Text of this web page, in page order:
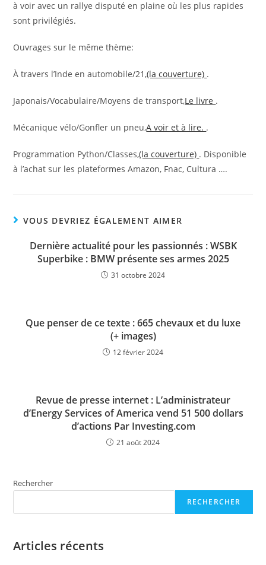
à voir avec un rallye disputé en plaine où les plus rapides
sont privilégiés.
Ouvrages sur le même thème:
À travers l’Inde en automobile/21,(la couverture) .
Japonais/Vocabulaire/Moyens de transport,Le livre .
Mécanique vélo/Gonfler un pneu,A voir et à lire. .
Programmation Python/Classes,(la couverture) . Disponible
à l’achat sur les plateformes Amazon, Fnac, Cultura ….
VOUS DEVRIEZ ÉGALEMENT AIMER
Dernière actualité pour les passionnés : WSBK
Superbike : BMW présente ses armes 2025
31 octobre 2024
Que penser de ce texte : 665 chevaux et du luxe
(+ images)
12 février 2024
Revue de presse internet : L’administrateur
d’Energy Services of America vend 51 500 dollars
d’actions Par Investing.com
21 août 2024
Rechercher
RECHERCHER
Articles récents